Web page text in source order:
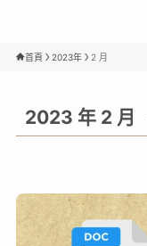
首頁 2023年 2 月
2023 年 2 月